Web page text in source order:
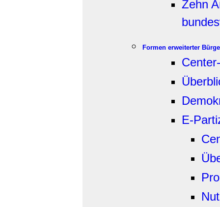
Zehn
Formen erweiterter
E-